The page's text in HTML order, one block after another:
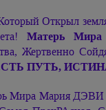
Открыл
Матерь
Жертвенно
ПУТЬ,
Мира Мария